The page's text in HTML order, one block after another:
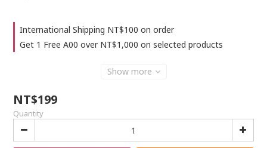
International Shipping NT$100 on order
Get 1 Free A00 over NT$1,000 on selected products
Show more
NT$199
Quantity